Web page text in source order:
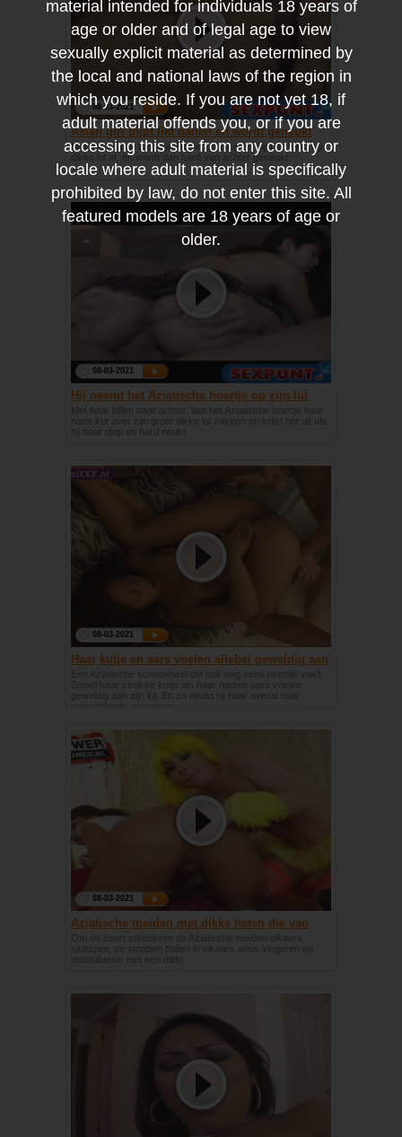
08-03-2021
Asian girl pijpt likt ballen en wordt geneukt
Met haar asian tongetje likt ze zijn eikel en pijpt en trekt zijn
dikke lul af, en wordt dan hard van achter geneukt.
08-03-2021
Hij neemt het Aziatische hoertje op zijn lul
Met haar billen naar achter, laat het Aziatische hoertje haar
natte kut over zijn grote dikke lul zakken en krijst het uit als
hij haar diep en hard neukt.
08-03-2021
Haar kutje en aars voelen allebei geweldig aan
zijn lul
Een Aziatische schoonheid die ook nog eens heerlijk voelt.
Zowel haar strakke kutje als haar nauwe aars voelen
geweldig aan zijn lul. En zo neukt hij haar overal naar
08-03-2021
Aziatische meiden met dikke tieten die van
anale spelletjes houden
Om de beurt stimuleren de Aziatische meiden elkaars
sluitspier, ze stoppen ballen in elkaars anus vingeren en
mastuberen met een dildo.
material intended for individuals 18 years of
age or older and of legal age to view
sexually explicit material as determined by
the local and national laws of the region in
which you reside. If you are not yet 18, if
adult material offends you, or if you are
accessing this site from any country or
locale where adult material is specifically
prohibited by law, do not enter this site. All
featured models are 18 years of age or
older.